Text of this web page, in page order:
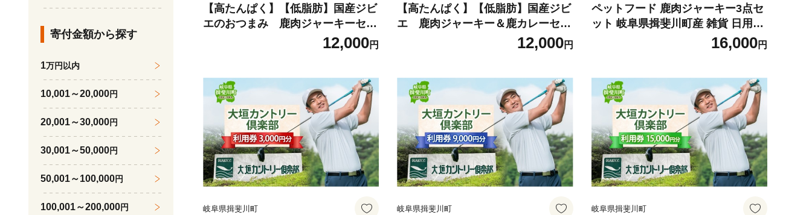
【高たんぱく】【低脂肪】国産ジビ
エのおつまみ 鹿肉ジャーキーセッ
ト 肉の加工品 鉄分 たんぱく質 低脂
12,000円
【高たんぱく】【低脂肪】国産ジビ
エ 鹿肉ジャーキー＆鹿カレーセッ
ト 肉の加工品 鉄分 たんぱく質 低脂
12,000円
ペットフード 鹿肉ジャーキー3点セ
ット 岐阜県揖斐川町産 雑貨 日用品
16,000円
岐阜県揖斐川町 岐阜県揖斐川町 岐阜県揖斐川町
寄付金額から探す
1万円以内
10,001～20,000円
20,001～30,000円
30,001～50,000円
50,001～100,000円
100,001～200,000円